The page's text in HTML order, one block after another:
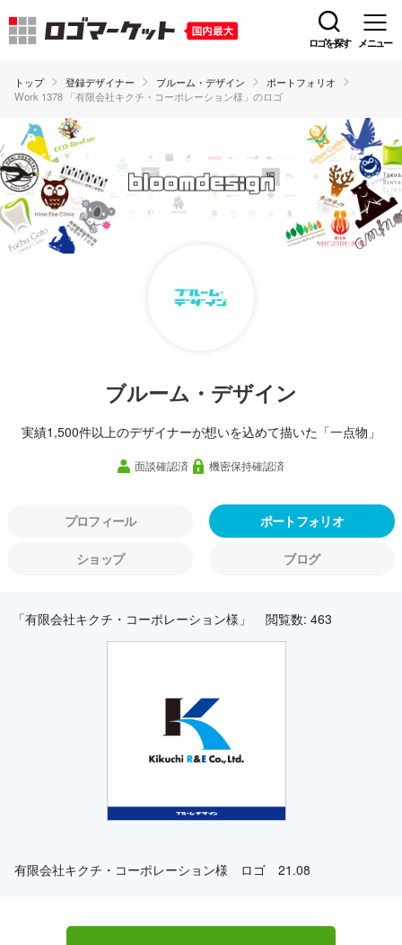
ロゴを探す メニュー
トップ 登録デザイナー ブルーム・デザイン
ポートフォリオ
Work 1378 「有限会社キクチ・コーポレーション様」のロゴ
ブルーム・デザイン
実績1,500件以上のデザイナーが想いを込めて描いた「一点物」
面談確認済 機密保持確認済
プロフィール ポートフォリオ
ショップ ブログ
「有限会社キクチ・コーポレーション様」 閲覧数: 463
有限会社キクチ・コーポレーション様 ロゴ 21.08